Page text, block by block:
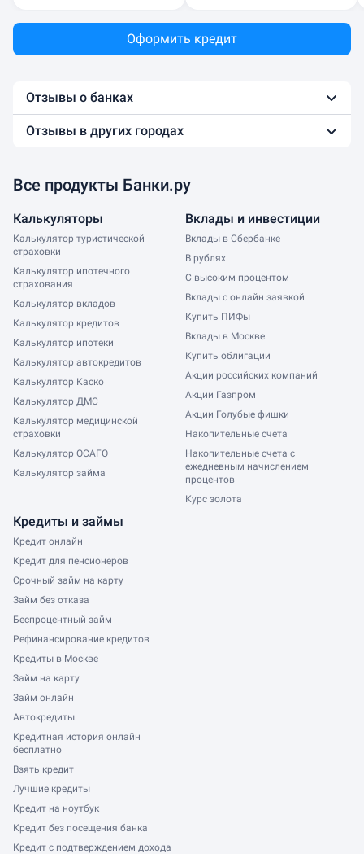
Оформить кредит
Отзывы о банках
СберБанк
ВТБ
Совкомбанк
Банк Открытие
Хоум Кредит Банк
Ак Барс
Точка
Центр-инвест
Норвик Банк
Банк Жилищного Финансирования
Мир Привилегий
Таврический Банк
Газэнергобанк
Московский Индустриальный Банк
Московский Кредитный Банк
Союз
Экспобанк
Отзывы в других городах
Санкт-Петербург
Екатеринбург
Новосибирск
Уфа
Самара
Ростов-на-Дону
Челябинск
Краснодар
Тюмень
Иркутск
Томск
Тула
Все продукты Банки.ру
Калькуляторы
Калькулятор туристической
страховки
Калькулятор ипотечного
страхования
Калькулятор вкладов
Калькулятор кредитов
Калькулятор ипотеки
Калькулятор автокредитов
Калькулятор Каско
Калькулятор ДМС
Калькулятор медицинской
страховки
Калькулятор ОСАГО
Калькулятор займа
Вклады и инвестиции
Вклады в Сбербанке
В рублях
С высоким процентом
Вклады с онлайн заявкой
Купить ПИФы
Вклады в Москве
Купить облигации
Акции российских компаний
Акции Газпром
Акции Голубые фишки
Накопительные счета
Накопительные счета с
ежедневным начислением
процентов
Курс золота
Кредиты и займы
Кредит онлайн
Кредит для пенсионеров
Срочный займ на карту
Займ без отказа
Беспроцентный займ
Рефинансирование кредитов
Кредиты в Москве
Займ на карту
Займ онлайн
Автокредиты
Кредитная история онлайн
бесплатно
Взять кредит
Лучшие кредиты
Кредит на ноутбук
Кредит без посещения банка
Кредит с подтверждением дохода